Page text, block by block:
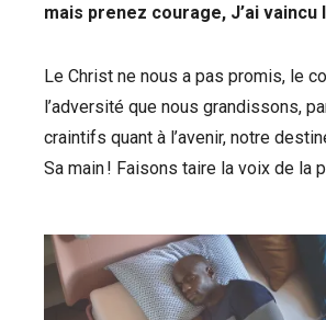
mais prenez courage, J’ai vaincu
Le Christ ne nous a pas promis, le
l’adversité que nous grandissons,
craintifs quant à l’avenir, notre
Sa main ! Faisons taire la voix de la